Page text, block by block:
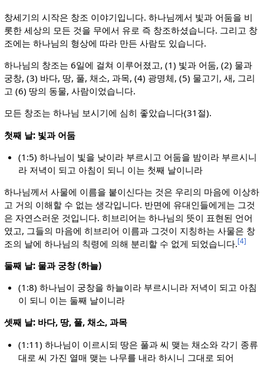
창세기의 시작은 창조 이야기입니다. 하나님께서 빛과 어둠을 비
롯한 세상의 모든 것을 무에서 유로 즉 창조하셨습니다. 그리고 창
조에는 하나님의 형상에 따라 만든 사람도 있습니다.
하나님의 창조는 6일에 걸쳐 이루어졌고, (1) 빛과 어둠, (2) 물과
궁창, (3) 바다, 땅, 풀, 채소, 과목, (4) 광명체, (5) 물고기, 새, 그리
고 (6) 땅의 동물, 사람이었습니다.
모든 창조는 하나님 보시기에 심히 좋았습니다(31절).
첫째 날: 빛과 어둠
(1:5) 하나님이 빛을 낮이라 부르시고 어둠을 밤이라 부르시니
라 저녁이 되고 아침이 되니 이는 첫째 날이니라
하나님께서 사물에 이름을 붙이신다는 것은 우리의 마음에 이상하
고 거의 이해할 수 없는 생각입니다. 반면에 유대인들에게는 그것
은 자연스러운 것입니다. 히브리어는 하나님의 뜻이 표현된 언어
였고, 그들의 마음에 히브리어 이름과 그것이 지칭하는 사물은 창
조의 날에 하나님의 칙령에 의해 분리할 수 없게 되었습니다.[4]
둘째 날: 물과 궁창 (하늘)
(1:8) 하나님이 궁창을 하늘이라 부르시니라 저녁이 되고 아침
이 되니 이는 둘째 날이니라
셋째 날: 바다, 땅, 풀, 채소, 과목
(1:11) 하나님이 이르시되 땅은 풀과 씨 맺는 채소와 각기 종류
대로 씨 가진 열매 맺는 나무를 내라 하시니 그대로 되어